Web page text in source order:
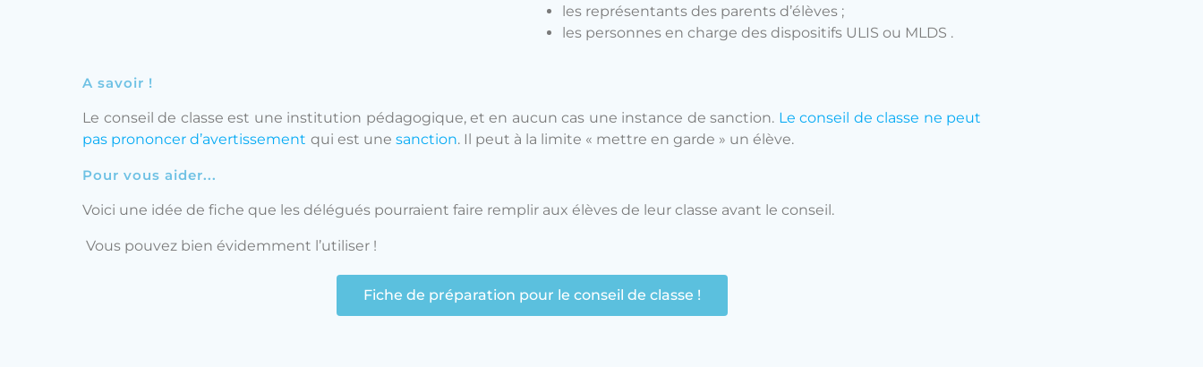
les représentants des parents d’élèves ;
les personnes en charge des dispositifs ULIS ou MLDS .
A savoir !
Le conseil de classe est une institution pédagogique, et en aucun cas une instance de sanction. Le conseil de classe ne peut
pas prononcer d’avertissement qui est unesanction. Il peut à la limite « mettre en garde » un élève.
Pour vous aider...
Voici une idée de fiche que les délégués pourraient faire remplir aux élèves de leur classe avant le conseil.
Vous pouvez bien évidemment l’utiliser !
Fiche de préparation pour le conseil de classe !